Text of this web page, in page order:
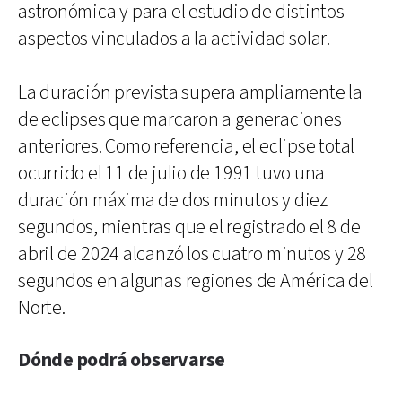
astronómica y para el estudio de distintos
aspectos vinculados a la actividad solar.
La duración prevista supera ampliamente la
de eclipses que marcaron a generaciones
anteriores. Como referencia, el eclipse total
ocurrido el 11 de julio de 1991 tuvo una
duración máxima de dos minutos y diez
segundos, mientras que el registrado el 8 de
abril de 2024 alcanzó los cuatro minutos y 28
segundos en algunas regiones de América del
Norte.
Dónde podrá observarse